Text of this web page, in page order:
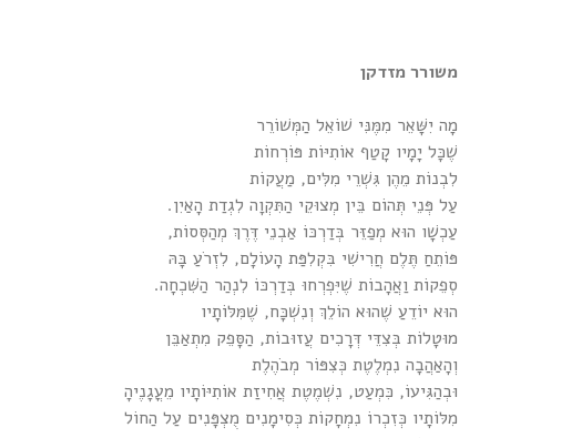
משורר מזדקן
מָה יִשָּׁאֵר מִמֶּנִּי שׁוֹאֵל הַמְּשׁוֹרֵר
שֶׁכָּל יָמָיו קָטַף אוֹתִיּוֹת פּוֹרְחוֹת
לִבְנוֹת מֵהֶן גִּשְׁרֵי מִלִּים, מַעֲקוֹת
עַל פְּנֵי תְּהוֹם בֵּין מְצוּקֵי הַתִּקְוָה לִגְדַת הָאַיִן.
עַכְשָׁו הוּא מְפַזֵּר בְּדַרְכּוֹ אַבְנֵי דֶּרֶךְ מְהַסְּסוֹת,
פּוֹתֵחַ תֶּלֶם חֲרִישִׁי בִּקְלִפַּת הָעוֹלָם, לִזְרֹעַ בָּהּ
סְפֵקוֹת וַאֲהָבוֹת שֶׁיִּפְרְחוּ בְּדַרְכּוֹ לִנְהַר הַשִּׁכְחָה.
הוּא יוֹדֵעַ שֶׁהוּא הוֹלֵךְ וְנִשְׁכָּח, שֶׁמִּלּוֹתָיו
מוּטָלוֹת בְּצִדֵּי דְּרָכִים עֲזוּבוֹת, הַסָּפֵק מִתְאַבֵּן
וְהָאַהֲבָה נִמְלֶטֶת כְּצִפּוֹר מְבֹהֶלֶת
וּבְהַגִּיעוֹ, כִּמְעַט, נִשְׁמֶטֶת אֲחִיזַת אוֹתִיּוֹתָיו מֵעֳגָנֶיהָ
מִלּוֹתָיו כְּזִכְרוֹ נִמְחָקוֹת כְּסִימָנִים מֻצְפָּנִים עַל הַחוֹל